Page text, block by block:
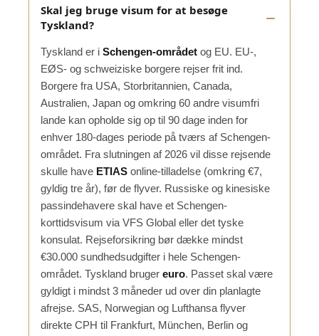
Skal jeg bruge visum for at besøge
Tyskland?
Tyskland er i Schengen-området og EU. EU-,
EØS- og schweiziske borgere rejser frit ind.
Borgere fra USA, Storbritannien, Canada,
Australien, Japan og omkring 60 andre visumfri
lande kan opholde sig op til 90 dage inden for
enhver 180-dages periode på tværs af Schengen-
området. Fra slutningen af 2026 vil disse rejsende
skulle have ETIAS online-tilladelse (omkring €7,
gyldig tre år), før de flyver. Russiske og kinesiske
passindehavere skal have et Schengen-
korttidsvisum via VFS Global eller det tyske
konsulat. Rejseforsikring bør dække mindst
€30.000 sundhedsudgifter i hele Schengen-
området. Tyskland bruger euro. Passet skal være
gyldigt i mindst 3 måneder ud over din planlagte
afrejse. SAS, Norwegian og Lufthansa flyver
direkte CPH til Frankfurt, München, Berlin og